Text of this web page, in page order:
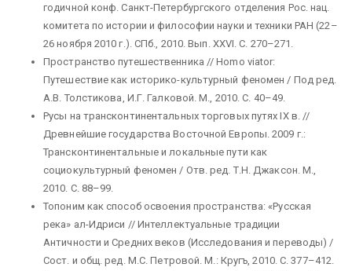
годичной конф. Санкт-Петербургского отделения Рос. нац.
комитета по истории и философии науки и техники РАН (22–
26 ноября 2010 г.). СПб., 2010. Вып. XXVI. С. 270–271.
Пространство путешественника // Homo viator:
Путешествие как историко-культурный феномен / Под ред.
А.В. Толстикова, И.Г. Галковой. М., 2010. С. 40–49.
Русы на трансконтинентальных торговых путях IX в. //
Древнейшие государства Восточной Европы. 2009 г.:
Трансконтинентальные и локальные пути как
социокультурный феномен / Отв. ред. Т.Н. Джаксон. М.,
2010. С. 88–99.
Топоним как способ освоения пространства: «Русская
река» ал-Идриси // Интеллектуальные традиции
Античности и Средних веков (Исследования и переводы) /
Сост. и общ. ред. М.С. Петровой. М.: Кругъ, 2010. С. 377–412.